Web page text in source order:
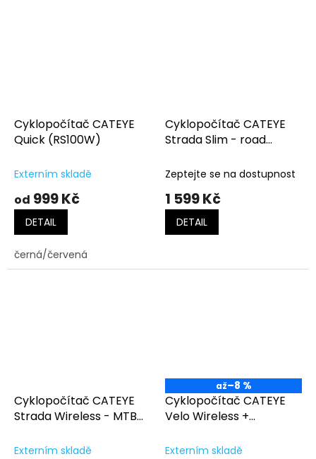
Cyklopočítač CATEYE
Quick (RS100W)
Externím skladě
od 999 Kč
DETAIL
černá/červená
Cyklopočítač CATEYE
Strada Slim - road
Zeptejte se na dostupnost
1 599 Kč
DETAIL
Cyklopočítač CATEYE
Strada Wireless - MTB
Externím skladě
až–8 %
Cyklopočítač CATEYE
Velo Wireless +
Externím skladě